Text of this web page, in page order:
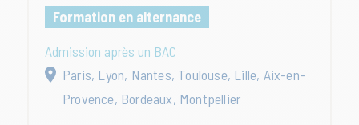
Formation en alternance
Admission après un BAC
Paris, Lyon, Nantes, Toulouse, Lille, Aix-en-
Provence, Bordeaux, Montpellier